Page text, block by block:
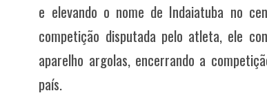
e elevando o nome de Indaiatuba no
competição disputada pelo atleta, ele
aparelho argolas, encerrando a
país.